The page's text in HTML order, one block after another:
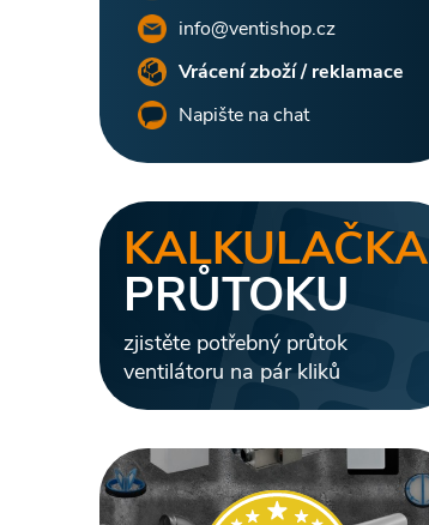
info@ventishop.cz
Vrácení zboží / reklamace
Napište na chat
KALKULAČKA
PRŮTOKU
zjistěte potřebný průtok
ventilátoru na pár kliků